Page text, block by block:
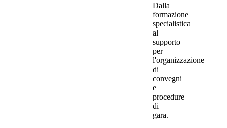
Dalla
formazione
specialistica
al
supporto
per
l'organizzazione
di
convegni
e
procedure
di
gara.